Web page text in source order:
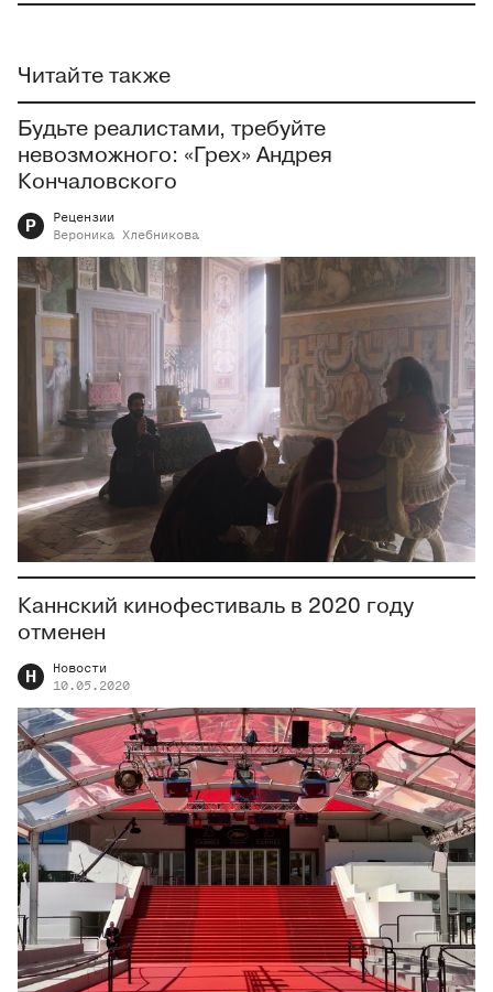
Читайте также
Будьте реалистами, требуйте
невозможного: «Грех» Андрея
Кончаловского
Р
Рецензии
Вероника
Хлебникова
Каннский кинофестиваль в 2020 году
отменен
Н
Новости
10.05.2020